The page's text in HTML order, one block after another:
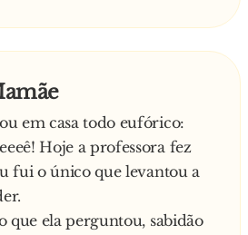
em casa todo eufórico:
Hoje a professora fez
fui o único que levantou a
que ela perguntou, sabidão